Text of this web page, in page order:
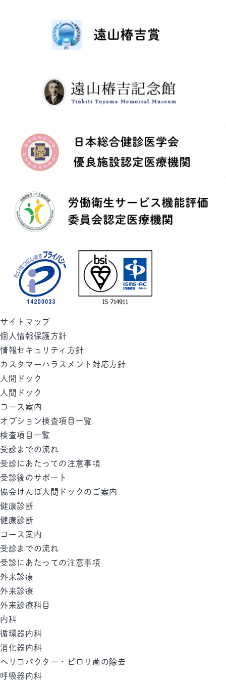
サイトマップ
個人情報保護方針
情報セキュリティ方針
カスタマーハラスメント対応方針
人間ドック
人間ドック
コース案内
オプション検査項目一覧
検査項目一覧
受診までの流れ
受診にあたっての注意事項
受診後のサポート
協会けんぽ人間ドックのご案内
健康診断
健康診断
コース案内
受診までの流れ
受診にあたっての注意事項
外来診療
外来診療
外来診療科目
内科
循環器内科
消化器内科
ヘリコバクター・ピロリ菌の除去
呼吸器内科